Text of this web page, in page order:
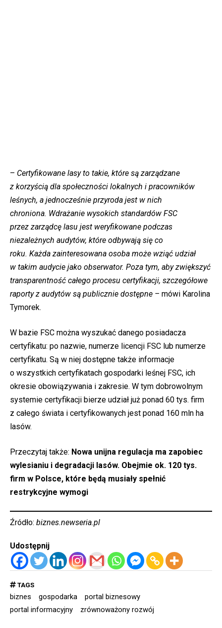
– Certyfikowane lasy to takie, które są zarządzane
z korzyścią dla społeczności lokalnych i pracowników
leśnych, a jednocześnie przyroda jest w nich
chroniona. Wdrażanie wysokich standardów FSC
przez zarządcę lasu jest weryfikowane podczas
niezależnych audytów, które odbywają się co
roku. Każda zainteresowana osoba może wziąć udział
w takim audycie jako obserwator. Poza tym, aby zwiększyć
transparentność całego procesu certyfikacji, szczegółowe
raporty z audytów są publicznie dostępne – mówi Karolina
Tymorek.
W bazie FSC można wyszukać danego posiadacza
certyfikatu: po nazwie, numerze licencji FSC lub numerze
certyfikatu. Są w niej dostępne także informacje
o wszystkich certyfikatach gospodarki leśnej FSC, ich
okresie obowiązywania i zakresie. W tym dobrowolnym
systemie certyfikacji bierze udział już ponad 60 tys. firm
z całego świata i certyfikowanych jest ponad 160 mln ha
lasów.
Przeczytaj także: Nowa unijna regulacja ma zapobiec
wylesianiu i degradacji lasów. Obejmie ok. 120 tys.
firm w Polsce, które będą musiały spełnić
restrykcyjne wymogi
Źródło: biznes.newseria.pl
Udostępnij
TAGS
biznes gospodarka
portal biznesowy
portal informacyjny
zrównoważony rozwój